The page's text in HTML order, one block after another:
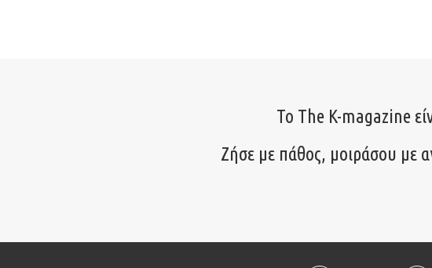
Το The K-magazine
Ζήσε με πάθος, μοιράσου με